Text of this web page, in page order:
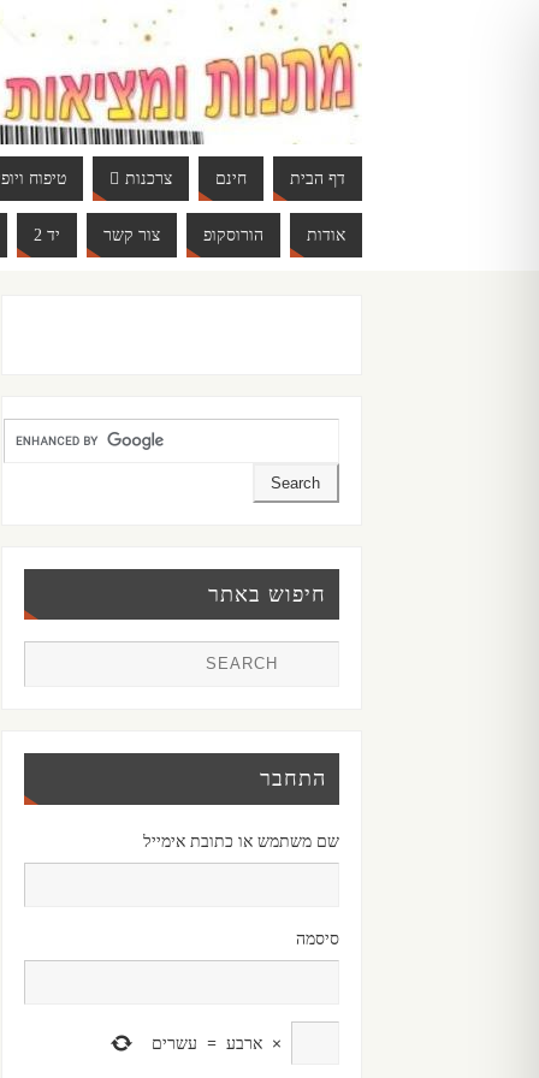
דף הבית חינם צרכנות טיפוח
אודות הורוסקופ צור קשר יד 2
חיפוש באתר
התחבר
שם משתמש או כתובת אימייל
סיסמה
× ארבע = עשרים